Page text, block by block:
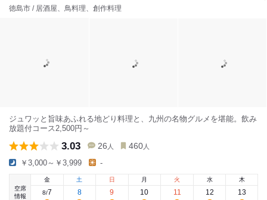
徳島市 / 居酒屋、鳥料理、創作料理
ジュワッと旨味あふれる地どり料理と、九州の名物グルメを堪能。飲み
放題付コース2,500円～
3.03 26 人 460 人
￥3,000～￥3,999 -
空席
情報
金
8/7
土
8
日
9
月
10
火
11
水
12
木
13